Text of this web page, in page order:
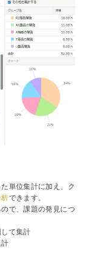
単位集計に加え、ク
できます。
で、課題の発見につ
て集計